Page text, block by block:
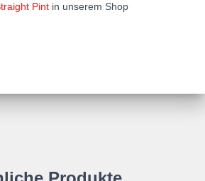
Pint in unserem Shop